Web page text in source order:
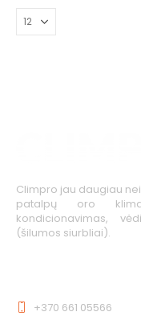
Climpro jau daugiau
patalpų oro
kondicionavimas,
(šilumos siurbliai).
+370 661 05566